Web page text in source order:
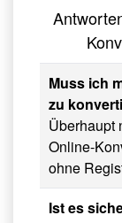
Muss ich
zu
Überhaupt
Online-
ohne
Ist es